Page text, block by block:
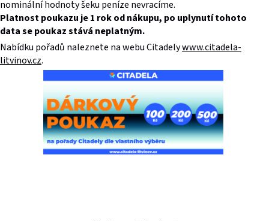
nominální hodnoty šeku peníze nevracíme.
Platnost poukazu je 1 rok od nákupu, po uplynutí tohoto
data se poukaz stává neplatným.
Nabídku pořadů naleznete na webu Citadelywww.citadela-
litvinov.cz.